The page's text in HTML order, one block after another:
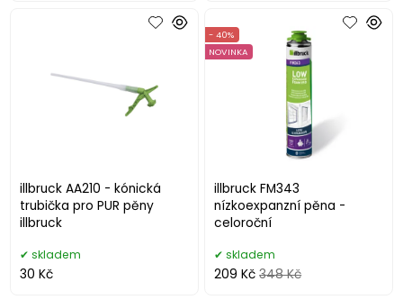
illbruck AA210 - kónická
trubička pro PUR pěny
illbruck
skladem
30 Kč
illbruck FM343
nízkoexpanzní pěna -
celoroční
- 40%
NOVINKA
skladem
209 Kč 348 Kč